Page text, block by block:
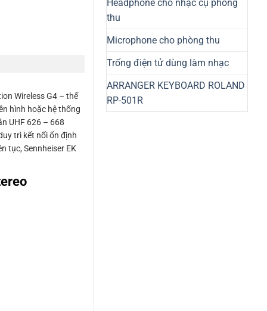
Headphone cho nhạc cụ phòng
thu
Microphone cho phòng thu
Trống điện tử dùng làm nhạc
ARRANGER KEYBOARD ROLAND
RP-501R
Wireless G4 – thế
hình hoặc hệ thống
UHF 626 – 668
trì kết nối ổn định
tục, Sennheiser EK